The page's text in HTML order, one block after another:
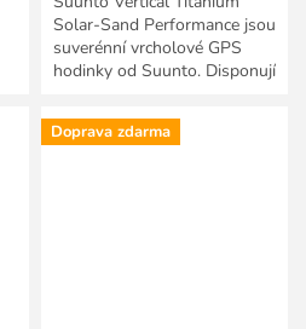
Solar-Sand Performance jsou
suverénní vrcholové GPS
hodinky od Suunto. Disponují
mapami pro dobrodružné...
Doprava zdarma